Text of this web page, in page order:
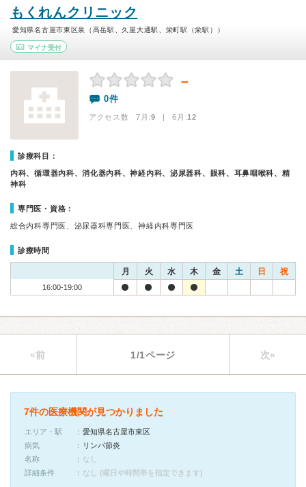
もくれんクリニック
愛知県名古屋市東区泉（高岳駅、久屋大通駅、栄町駅（栄駅））
マイナ受付
－
0件
アクセス数 7月:9 | 6月:12
診療科目：
内科、循環器内科、消化器内科、神経内科、泌尿器科、眼科、耳鼻咽喉科、精
神科
専門医・資格：
総合内科専門医、泌尿器科専門医、神経内科専門医
診療時間
月 火 水 木 金 土 日 祝
16:00-19:00
«前 1/1ページ 次»
7件の医療機関が見つかりました
エリア・駅
愛知県名古屋市東区
病気
リンパ節炎
名称
なし
詳細条件
なし (曜日や時間帯を指定できます)